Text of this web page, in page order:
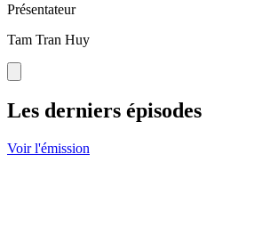
Présentateur
Tam Tran Huy
Les derniers épisodes
Voir l'émission